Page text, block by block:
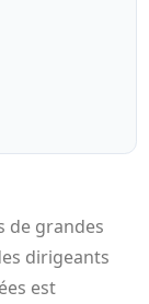
de grandes
dirigeants
est